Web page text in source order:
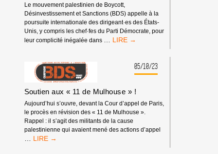
Le mouvement palestinien de Boycott,
Désinvestissement et Sanctions (BDS) appelle à la
poursuite internationale des dirigeant·es des États-
Unis, y compris les chef·fes du Parti Démocrate, pour
leur complicité inégalée dans
LE
COMPLICITÉ
DU
PARTI
DÉMOCRATE
AMÉRICAIN
AVEC
05/10/23
Soutien aux « 11 de Mulhouse » !
Aujourd’hui s’ouvre, devant la Cour d’appel de Paris,
le procès en révision des « 11 de Mulhouse ».
Rappel : il s’agit des militants de la cause
palestinienne qui avaient mené des actions d’appel
SOUTIEN